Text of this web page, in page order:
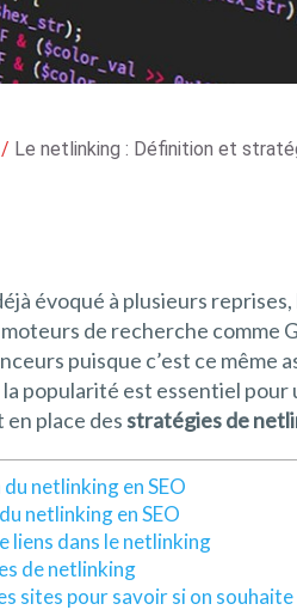
/ Le netlinking : Définition et
évoqué à plusieurs
de recherche comme
puisque c’est ce même
la popularité est essentiel
en place desstratégies de
netlinking en SEO
netlinking en SEO
liens dans le netlinking
de netlinking
sites pour savoir si on